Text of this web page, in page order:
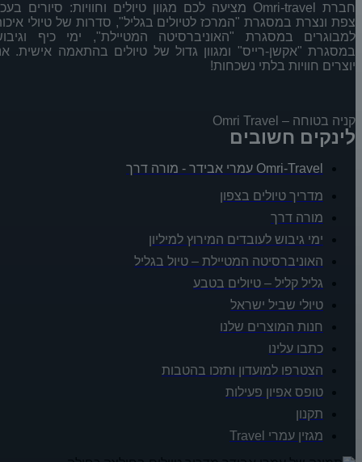
חברת Omri-travel מציעה לכם מגוון טיולים וחוויות: סיורים בעכו,
צפת ונצרת במסגרת "המרכז לטיולים בגליל", סדרות של טיולי איכות
למבוגרים במסגרת "האוניברסיטה המטיילת", ימי כיף וגיבוש
במסגרת "אקשן-רייס" ומגוון גדול של טיולים בהתאמה אישית. אנו
יוצרים חוויות בלתי נשכחות!
קניה בטוחה – Omri Travel
לינקים חשובים
Omri-Travel עמרי אבידר - מורה דרך
מדריך טיולים בצפון
מורה דרך
ימי גיבוש לעובדים המירוץ למיליון
האוניברסיטה המטיילת – טיול בגליל
גליל קליל – טיולים בטבע
טיולי שביל ישראל
חנות המוצרים שלנו
כתבו עלינו
הצטרפו למועדון ותזכו בהטבות
טופס אפיון פעילות
תקנון
מגזין עמרי Travel